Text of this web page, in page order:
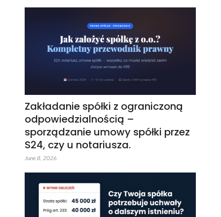
Zakładanie spółki z ograniczoną
odpowiedzialnością –
sporządzanie umowy spółki przez
S24, czy u notariusza.
June 8, 2026